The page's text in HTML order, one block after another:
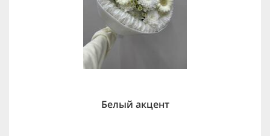
Белый акцент